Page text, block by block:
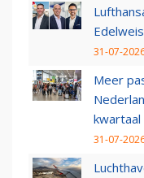
31-07-
Meer
kwartaal
31-07-